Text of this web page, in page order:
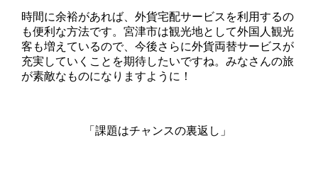
時間に余裕があれば、外貨宅配サービスを利用するの
も便利な方法です。宮津市は観光地として外国人観光
客も増えているので、今後さらに外貨両替サービスが
充実していくことを期待したいですね。みなさんの旅
が素敵なものになりますように！
「課題はチャンスの裏返し」